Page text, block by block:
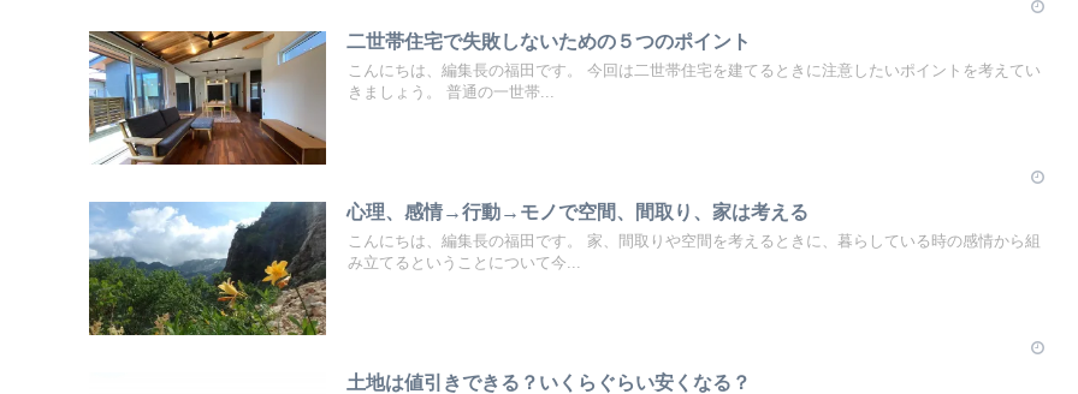
二世帯住宅で失敗しないための５つのポイント
こんにちは、編集長の福田です。 今回は二世帯住宅を建てるときに注意したいポイントを考えてい
きましょう。 普通の一世帯...
心理、感情→行動→モノで空間、間取り、家は考える
こんにちは、編集長の福田です。 家、間取りや空間を考えるときに、暮らしている時の感情から組
み立てるということについて今...
土地は値引きできる？いくらぐらい安くなる？